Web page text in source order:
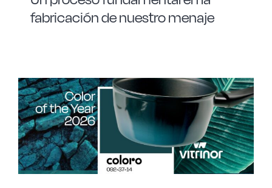
fabricación de nuestro menaje